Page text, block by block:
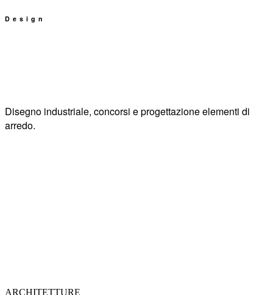
Design
Disegno industriale, concorsi e progettazione elementi di
arredo.
ARCHITETTURE